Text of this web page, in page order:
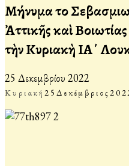
Μήνυμα τοῦ
Ἀττικῆς καὶ
τὴν Κυριακὴ ΙΑ΄
25 Δεκεμβρίου 2022
Κυριακή25 Δεκέμβριος